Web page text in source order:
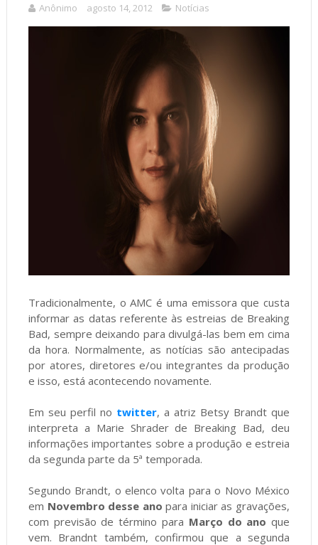
Anônimo agosto 14, 2012 Notícias
Tradicionalmente, o AMC é uma emissora que custa
informar as datas referente às estreias de Breaking
Bad, sempre deixando para divulgá-las bem em cima
da hora. Normalmente, as notícias são antecipadas
por atores, diretores e/ou integrantes da produção
e isso, está acontecendo novamente.
Em seu perfil no twitter, a atriz Betsy Brandt que
interpreta a Marie Shrader de Breaking Bad, deu
informações importantes sobre a produção e estreia
da segunda parte da 5ª temporada.
Segundo Brandt, o elenco volta para o Novo México
em Novembro desse ano para iniciar as gravações,
com previsão de término para Março do ano que
vem. Brandnt também, confirmou que a segunda